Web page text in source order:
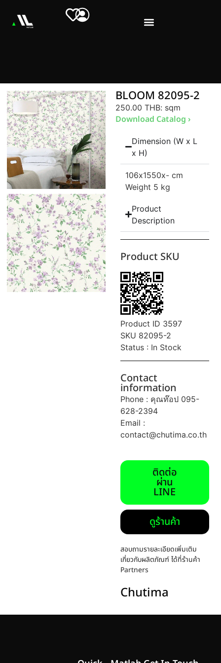
BLOOM 82095-2
250.00 THB: sqm
Download Catalog ›
Dimension (W x L
x H)
106x1550x- cm
Weight 5 kg
Product
Description
Product SKU
Product ID 3597
SKU 82095-2
Status : In Stock
Contact
information
Phone : คุณท๊อป 095-
628-2394
Email :
contact@chutima.co.th
ติดต่อ
ผ่าน
LINE
ดูร้านค้า
สอบถามรายละเอียดเพิ่มเติม
เกี่ยวกับผลิตภัณฑ์ ได้ที่ร้านค้า
Partners
Chutima